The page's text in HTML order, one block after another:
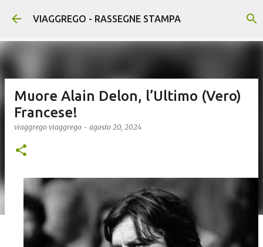
Passa ai contenuti principali
VIAGGREGO - RASSEGNE STAMPA
Muore Alain Delon, l’Ultimo (Vero)
Francese!
viaggrego viaggrego - agosto 20, 2024